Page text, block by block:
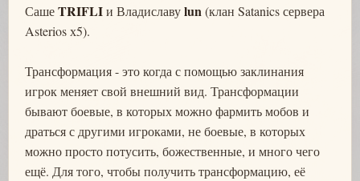
СашеTRIFLIи Владиславуlun (клан Satanics сервера
Asterios х5).
Трансформация - это когда с помощью заклинания
игрок меняет свой внешний вид. Трансформации
бывают боевые, в которых можно фармить мобов и
драться с другими игроками, не боевые, в которых
можно просто потусить, божественные, и много чего
ещё. Для того, чтобы получить трансформацию, её